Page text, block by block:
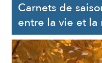
Carnets de
entre la vie et la